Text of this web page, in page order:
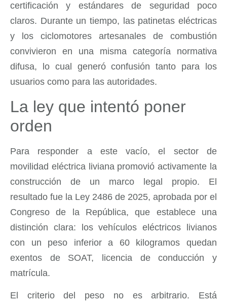
certificación y estándares de seguridad poco
claros. Durante un tiempo, las patinetas eléctricas
y los ciclomotores artesanales de combustión
convivieron en una misma categoría normativa
difusa, lo cual generó confusión tanto para los
usuarios como para las autoridades.
La ley que intentó poner
orden
Para responder a este vacío, el sector de
movilidad eléctrica liviana promovió activamente la
construcción de un marco legal propio. El
resultado fue la Ley 2486 de 2025, aprobada por el
Congreso de la República, que establece una
distinción clara: los vehículos eléctricos livianos
con un peso inferior a 60 kilogramos quedan
exentos de SOAT, licencia de conducción y
matrícula.
El criterio del peso no es arbitrario. Está